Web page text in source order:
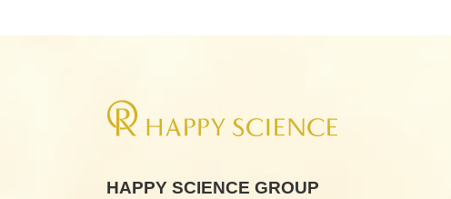
HAPPY SCIENCE GROUP